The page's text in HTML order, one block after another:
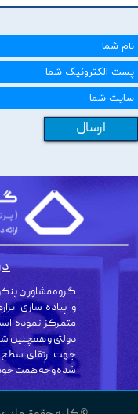
ارسال
گروه مشاوران
و پیاده سازی
متمرکز نموده
دولتی و
جهت ارتقای سطح
شده وجه همت خود